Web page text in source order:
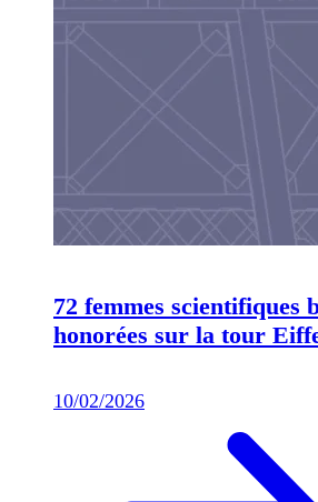
72 femmes scientifiques
honorées sur la tour
10/02/2026